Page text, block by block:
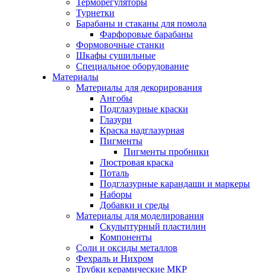
Терморегуляторы
Турнетки
Барабаны и стаканы для помола
Фарфоровые барабаны
Формовочные станки
Шкафы сушильные
Специальное оборудование
Материалы
Материалы для декорирования
Ангобы
Подглазурные краски
Глазури
Краска надглазурная
Пигменты
Пигменты пробники
Люстровая краска
Поталь
Подглазурные карандаши и маркеры
Наборы
Добавки и среды
Материалы для моделирования
Скульптурный пластилин
Компоненты
Соли и оксиды металлов
Фехраль и Нихром
Трубки керамические МКР